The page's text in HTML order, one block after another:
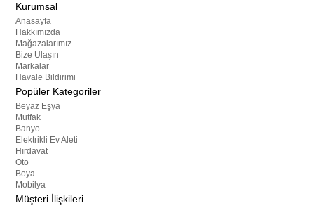
Kurumsal
Anasayfa
Hakkımızda
Mağazalarımız
Bize Ulaşın
Markalar
Havale Bildirimi
Popüler Kategoriler
Beyaz Eşya
Mutfak
Banyo
Elektrikli Ev Aleti
Hırdavat
Oto
Boya
Mobilya
Müşteri İlişkileri